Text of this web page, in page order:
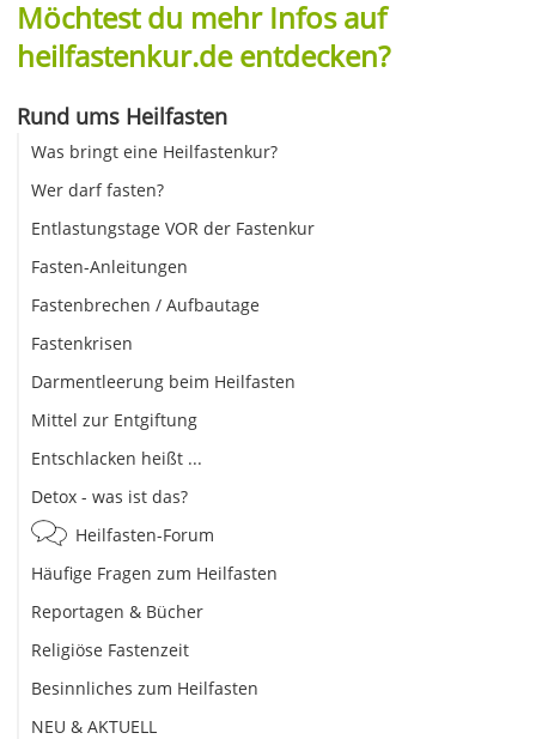
Möchtest du mehr Infos auf
heilfastenkur.de entdecken?
Rund ums Heilfasten
Was bringt eine Heilfastenkur?
Wer darf fasten?
Entlastungstage VOR der Fastenkur
Fasten-Anleitungen
Fastenbrechen / Aufbautage
Fastenkrisen
Darmentleerung beim Heilfasten
Mittel zur Entgiftung
Entschlacken heißt ...
Detox - was ist das?
Heilfasten-Forum
Häufige Fragen zum Heilfasten
Reportagen & Bücher
Religiöse Fastenzeit
Besinnliches zum Heilfasten
NEU & AKTUELL